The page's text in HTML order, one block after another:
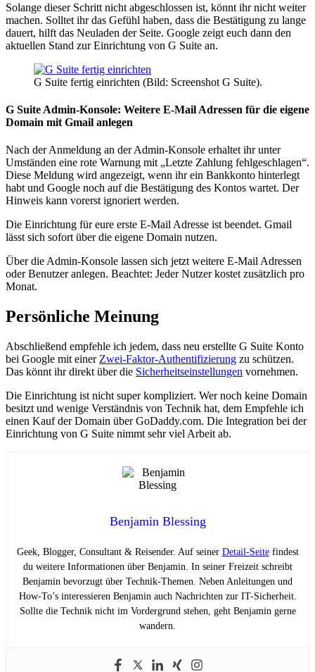
Solange dieser Schritt nicht abgeschlossen ist, könnt ihr nicht weiter
machen. Solltet ihr das Gefühl haben, dass die Bestätigung zu lange
dauert, hilft das Neuladen der Seite. Google zeigt euch dann den
aktuellen Stand zur Einrichtung von G Suite an.
G Suite fertig einrichten (Bild: Screenshot G Suite).
G Suite Admin-Konsole: Weitere E-Mail Adressen für die eigene
Domain mit Gmail anlegen
Nach der Anmeldung an der Admin-Konsole erhaltet ihr unter
Umständen eine rote Warnung mit „Letzte Zahlung fehlgeschlagen“.
Diese Meldung wird angezeigt, wenn ihr ein Bankkonto hinterlegt
habt und Google noch auf die Bestätigung des Kontos wartet. Der
Hinweis kann vorerst ignoriert werden.
Die Einrichtung für eure erste E-Mail Adresse ist beendet. Gmail
lässt sich sofort über die eigene Domain nutzen.
Über die Admin-Konsole lassen sich jetzt weitere E-Mail Adressen
oder Benutzer anlegen. Beachtet: Jeder Nutzer kostet zusätzlich pro
Monat.
Persönliche Meinung
Abschließend empfehle ich jedem, dass neu erstellte G Suite Konto
bei Google mit einer Zwei-Faktor-Authentifizierung zu schützen.
Das könnt ihr direkt über die Sicherheitseinstellungen vornehmen.
Die Einrichtung ist nicht super kompliziert. Wer noch keine Domain
besitzt und wenige Verständnis von Technik hat, dem Empfehle ich
einen Kauf der Domain über GoDaddy.com. Die Integration bei der
Einrichtung von G Suite nimmt sehr viel Arbeit ab.
Benjamin Blessing
Geek, Blogger, Consultant & Reisender. Auf seiner Detail-Seitefindest
du weitere Informationen über Benjamin. In seiner Freizeit schreibt
Benjamin bevorzugt über Technik-Themen. Neben Anleitungen und
How-To’s interessieren Benjamin auch Nachrichten zur IT-Sicherheit.
Sollte die Technik nicht im Vordergrund stehen, geht Benjamin gerne
wandern.